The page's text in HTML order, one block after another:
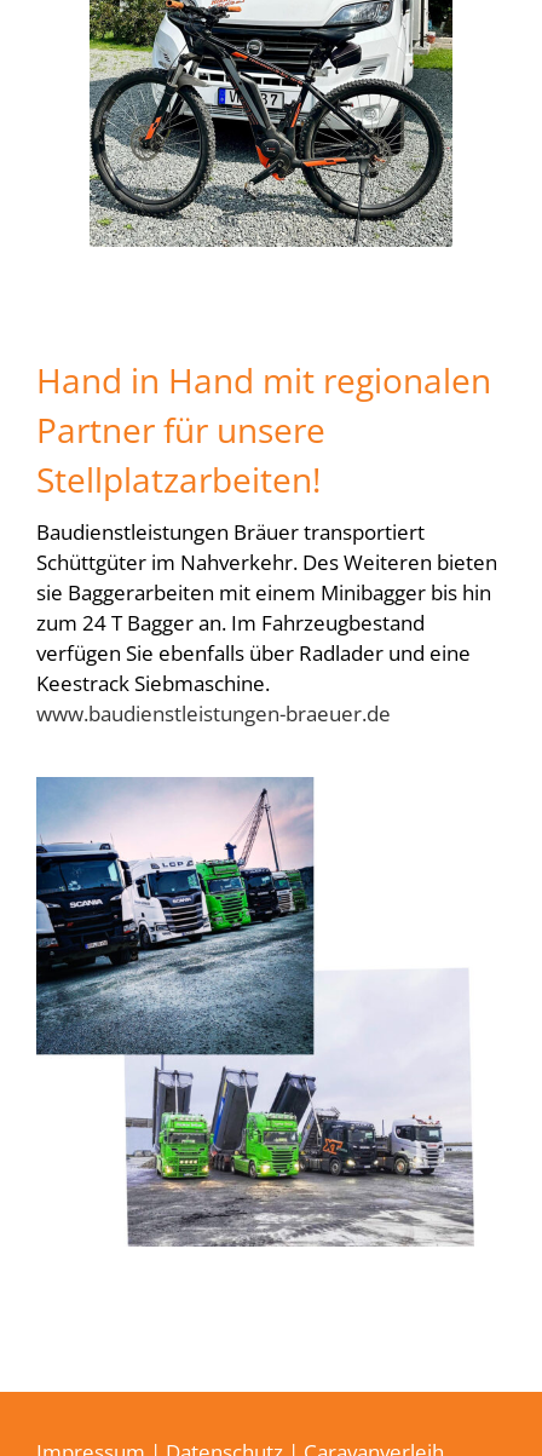
Hand in Hand mit regionalen
Partner für unsere
Stellplatzarbeiten!
Baudienstleistungen Bräuer transportiert
Schüttgüter im Nahverkehr. Des Weiteren bieten
sie Baggerarbeiten mit einem Minibagger bis hin
zum 24 T Bagger an. Im Fahrzeugbestand
verfügen Sie ebenfalls über Radlader und eine
Keestrack Siebmaschine.
www.baudienstleistungen-braeuer.de